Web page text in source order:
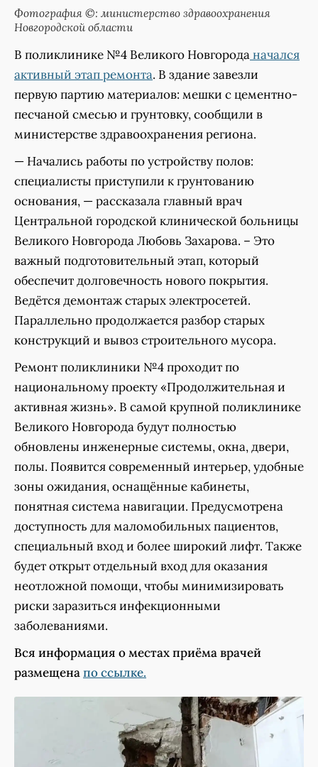
Фотография ©: министерство здравоохранения
Новгородской области
В поликлинике №4 Великого Новгороданачался
активный этап ремонта. В здание завезли
первую партию материалов: мешки с цементно-
песчаной смесью и грунтовку, сообщили в
министерстве здравоохранения региона.
— Начались работы по устройству полов:
специалисты приступили к грунтованию
основания, — рассказала главный врач
Центральной городской клинической больницы
Великого Новгорода Любовь Захарова. – Это
важный подготовительный этап, который
обеспечит долговечность нового покрытия.
Ведётся демонтаж старых электросетей.
Параллельно продолжается разбор старых
конструкций и вывоз строительного мусора.
Ремонт поликлиники №4 проходит по
национальному проекту «Продолжительная и
активная жизнь». В самой крупной поликлинике
Великого Новгорода будут полностью
обновлены инженерные системы, окна, двери,
полы. Появится современный интерьер, удобные
зоны ожидания, оснащённые кабинеты,
понятная система навигации. Предусмотрена
доступность для маломобильных пациентов,
специальный вход и более широкий лифт. Также
будет открыт отдельный вход для оказания
неотложной помощи, чтобы минимизировать
риски заразиться инфекционными
заболеваниями.
Вся информация о местах приёма врачей
размещенапо ссылке.